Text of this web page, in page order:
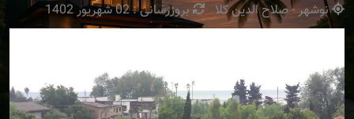
نوشهر - صلاح الدین کلا بروزرسانی : 02 شهریور 1402